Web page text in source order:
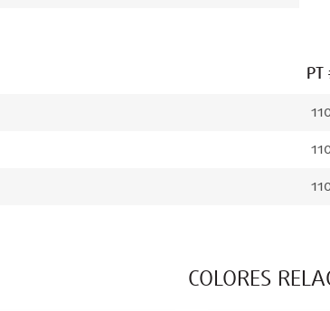
PT
COLORES